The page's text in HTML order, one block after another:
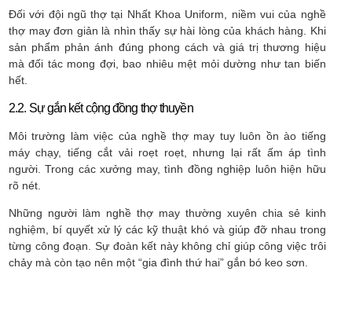
Đối với đội ngũ thợ tại Nhất Khoa Uniform, niềm vui của nghề
thợ may đơn giản là nhìn thấy sự hài lòng của khách hàng. Khi
sản phẩm phản ánh đúng phong cách và giá trị thương hiệu
mà đối tác mong đợi, bao nhiêu mệt mỏi dường như tan biến
hết.
2.2. Sự gắn kết cộng đồng thợ thuyền
Môi trường làm việc của nghề thợ may tuy luôn ồn ào tiếng
máy chạy, tiếng cắt vải roẹt roẹt, nhưng lại rất ấm áp tình
người. Trong các xưởng may, tình đồng nghiệp luôn hiện hữu
rõ nét.
Những người làm nghề thợ may thường xuyên chia sẻ kinh
nghiệm, bí quyết xử lý các kỹ thuật khó và giúp đỡ nhau trong
từng công đoạn. Sự đoàn kết này không chỉ giúp công việc trôi
chảy mà còn tạo nên một “gia đình thứ hai” gắn bó keo sơn.